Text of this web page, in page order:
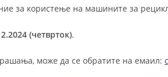
за користење на машините за
.2024 (четврток).
може да се обратите на емаил: